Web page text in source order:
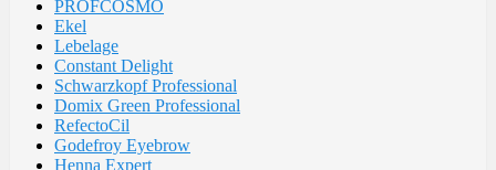
PROFCOSMO
Ekel
Lebelage
Constant Delight
Schwarzkopf Professional
Domix Green Professional
RefectoCil
Godefroy Eyebrow
Henna Expert